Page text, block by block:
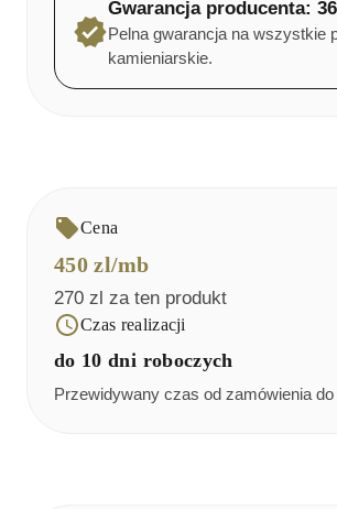
Gwarancja producenta:
Pelna gwarancja na wszystkie
kamieniarskie.
Cena
450zl/mb
270 zl za ten produkt
Czas realizacji
do 10 dni roboczych
Przewidywany czas od zamówienia do